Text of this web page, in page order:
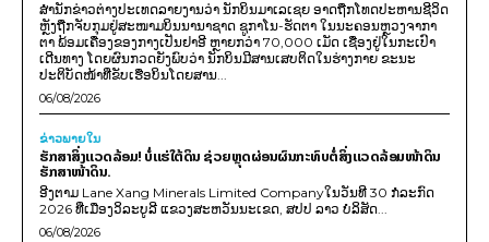
ສຳນັກຂ່າວຕ່າງປະເທດລາຍງານວ່າ ນັກບິນມາເລເຊຍ ອາດຖືກໂທດປະຫານຊີວິດ
ຫຼັງຖືກຈັບກຸມຢູ່ສະໜາມບິນນານາຊາດ ຊູກາໂນ-ຮັດຕາ ໃນນະຄອນຫຼວງຈາກາ
ຕາ ພ້ອມເຄື່ອງຂອງກາງເປັນຢາອີ ຫຼາຍກວ່າ 70,000 ເມັດ ເຊື່ອງຢູ່ໃນກະເປົາ
ເດີນທາງ ໂດຍຜົນກວດຍັງພົບວ່າ ນັກບິນມີສານເສບຕິດໃນຮ່າງກາຍ ຂະນະ
ປະຕິບັດໜ້າທີ່ຂັບເຮືອບິນໂດຍສານ...
06/08/2026
ຂ່າວພາຍ​ໃນ
ຮັກສາສິ່ງແວດລ້ອມ! ບໍ່ແຮ່ໃຕ້ດິນ ຊ່ວຍຫຼຸດຜ່ອນຜົນກະທົບຕໍ່ສິ່ງແວດລ້ອມໜ້າດິນ
ຮັກສາໜ້າດິນ.
ອີງຕາມ Lane Xang Minerals Limited Companyໃນວັນທີ 30 ກໍລະກົດ
2026 ທີ່ເມືອງວິລະບູລີ ແຂວງສະຫວັນນະເຂດ, ສປປ ລາວ ບໍລິສັດ...
06/08/2026